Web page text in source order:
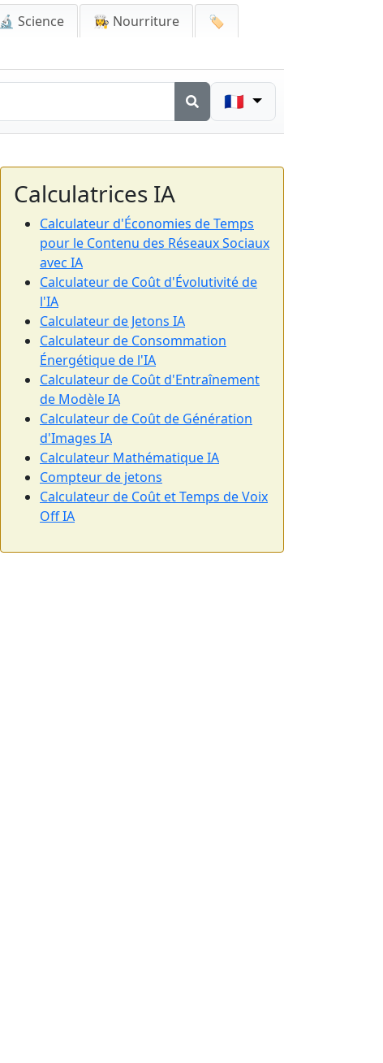
🔬 Science 👩‍🍳 Nourriture
🏷️
🇫🇷
Calculatrices IA
Calculateur d'Économies de Temps
pour le Contenu des Réseaux Sociaux
avec IA
Calculateur de Coût d'Évolutivité de
l'IA
Calculateur de Jetons IA
Calculateur de Consommation
Énergétique de l'IA
Calculateur de Coût d'Entraînement
de Modèle IA
Calculateur de Coût de Génération
d'Images IA
Calculateur Mathématique IA
Compteur de jetons
Calculateur de Coût et Temps de Voix
Off IA